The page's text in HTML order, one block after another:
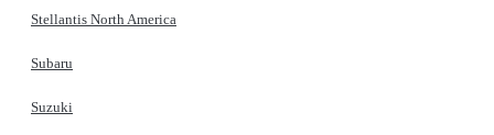
Stellantis North America
Subaru
Suzuki